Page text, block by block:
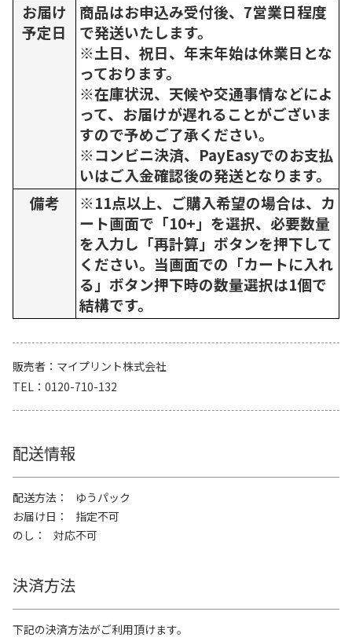
お届け
予定日
商品はお申込み受付後、7営業日程度
で発送いたします。
※土日、祝日、年末年始は休業日とな
っております。
※在庫状況、天候や交通事情などによ
って、お届けが遅れることがございま
すので予めご了承ください。
※コンビニ決済、PayEasyでのお支払
いはご入金確認後の発送となります。
備考
※11点以上、ご購入希望の場合は、カ
ート画面で「10+」を選択、必要数量
を入力し「再計算」ボタンを押下して
ください。当画面での「カートに入れ
る」ボタン押下時の数量選択は1個で
結構です。
販売者
マイプリント株式会社
TEL
0120-710-132
配送情報
配送方法
ゆうパック
お届け日
指定不可
のし
対応不可
決済方法
下記の決済方法がご利用頂けます。